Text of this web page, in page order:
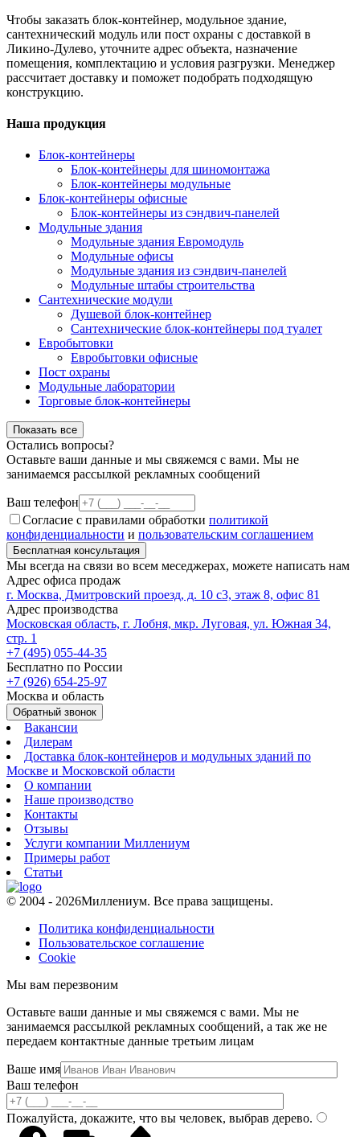
Чтобы заказать блок-контейнер, модульное здание,
сантехнический модуль или пост охраны с доставкой в
Ликино-Дулево, уточните адрес объекта, назначение
помещения, комплектацию и условия разгрузки. Менеджер
рассчитает доставку и поможет подобрать подходящую
конструкцию.
Наша продукция
Блок-контейнеры
Блок-контейнеры для шиномонтажа
Блок-контейнеры модульные
Блок-контейнеры офисные
Блок-контейнеры из сэндвич-панелей
Модульные здания
Модульные здания Евромодуль
Модульные офисы
Модульные здания из сэндвич-панелей
Модульные штабы строительства
Сантехнические модули
Душевой блок-контейнер
Сантехнические блок-контейнеры под туалет
Евробытовки
Евробытовки офисные
Пост охраны
Модульные лаборатории
Торговые блок-контейнеры
Показать все
Остались вопросы?
Оставьте ваши данные и мы свяжемся с вами. Мы не
занимаемся рассылкой рекламных сообщений
Ваш телефон
Согласие с правилами обработки политикой
конфиденциальности и пользовательским соглашением
Бесплатная консультация
Мы всегда на связи во всем меседжерах, можете написать нам
Адрес офиса продаж
г. Москва, Дмитровский проезд, д. 10 с3, этаж 8, офис 81
Адрес производства
Московская область, г. Лобня, мкр. Луговая, ул. Южная 34,
стр. 1
+7 (495) 055-44-35
Бесплатно по России
+7 (926) 654-25-97
Москва и область
Обратный звонок
Вакансии
Дилерам
Доставка блок-контейнеров и модульных зданий по
Москве и Московской области
О компании
Наше производство
Контакты
Отзывы
Услуги компании Миллениум
Примеры работ
Статьи
© 2004 - 2026Миллениум. Все права защищены.
Политика конфиденциальности
Пользовательское соглашение
Cookie
Мы вам перезвоним
Оставьте ваши данные и мы свяжемся с вами. Мы не
занимаемся рассылкой рекламных сообщений, а так же не
передаем контактные данные третьим лицам
Ваше имя
Ваш телефон
Пожалуйста, докажите, что вы человек, выбрав дерево.